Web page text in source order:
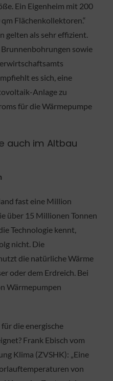
Ein Eigenheim mit 200
Flächenkollektoren.“
gelten als sehr effizient.
sowie
es sich, eine
Anlage zu
für die Wärmepumpe
auch im Altbau
fast eine Million
über 15 Millionen Tonnen
Technologie kennt,
nicht. Die
die natürliche Wärme
oder dem Erdreich. Bei
Wärmepumpen
die energische
Frank Ebisch vom
Klima (ZVSHK): „Eine
von